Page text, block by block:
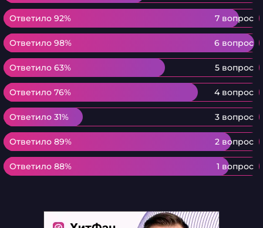
Ответило 92% 7 вопрос
Ответило 92%
Ответило 98% 6 вопрос
Ответило 98%
Ответило 63% 5 вопрос
Ответило 63%
Ответило 76% 4 вопрос
Ответило 76%
Ответило 31% 3 вопрос
Ответило 31%
Ответило 89% 2 вопрос
Ответило 89%
Ответило 88% 1 вопрос
Ответило 88%